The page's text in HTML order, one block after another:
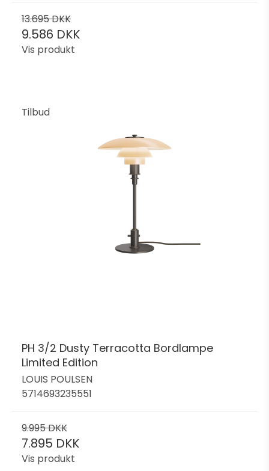
13.695 DKK
9.586 DKK
Vis produkt
Tilbud
PH 3/2 Dusty Terracotta Bordlampe
Limited Edition
LOUIS POULSEN
5714693235551
9.995 DKK
7.895 DKK
Vis produkt